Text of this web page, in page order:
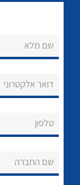
שם מלא
דואר אלקטרוני
טלפון
שם החברה